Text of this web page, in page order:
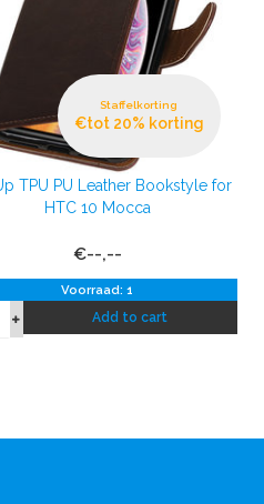
Staffelkorting
€tot 20% korting
TPU PU Leather Bookstyle for
HTC 10 Mocca
€--,--
Voorraad: 1
Add to cart